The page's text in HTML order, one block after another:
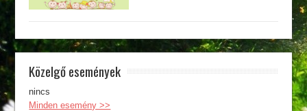
Közelgő események
nincs
Minden esemény >>